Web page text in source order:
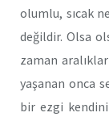
olumlu, sıcak
değildir. Olsa
zaman
yaşanan onca
bir ezgi